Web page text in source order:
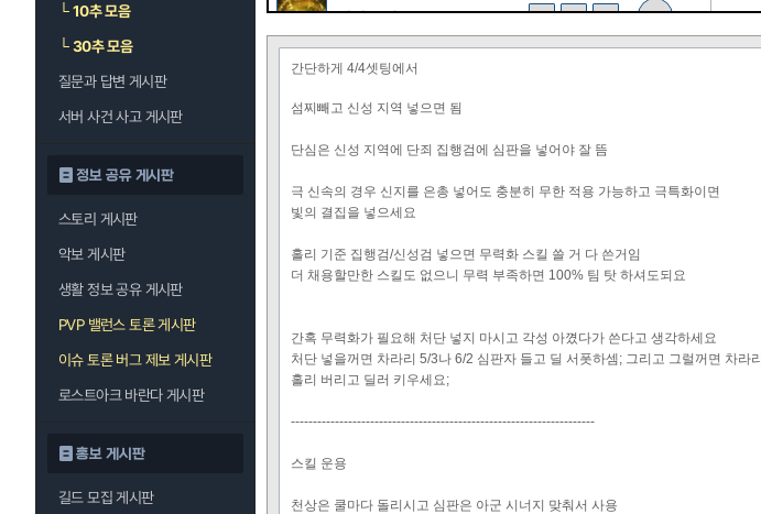
└10추 모음
└30추 모음
질문과 답변 게시판
서버 사건 사고 게시판
정보 공유 게시판
스토리 게시판
악보 게시판
생활 정보 공유 게시판
PVP 밸런스 토론 게시판
이슈 토론 버그 제보 게시판
로스트아크 바란다 게시판
홍보 게시판
길드 모집 게시판
신성 폭발 1
간단하게 4/4셋팅에서
섬찌빼고 신성 지역 넣으면 됨
단심은 신성 지역에 단죄 집행검에 심판을 넣어야 잘 뜸
극 신속의 경우 신지를 은총 넣어도 충분히 무한 적용 가능하고 극특화이면
빛의 결집을 넣으세요
홀리 기준 집행검/신성검 넣으면 무력화 스킬 쓸 거 다 쓴거임
더 채용할만한 스킬도 없으니 무력 부족하면 100% 팀 탓 하셔도되요
간혹 무력화가 필요해 처단 넣지 마시고 각성 아꼈다가 쓴다고 생각하세요
처단 넣을꺼면 차라리 5/3나 6/2 심판자 들고 딜 서폿하셈; 그리고 그럴꺼면 차라리
홀리 버리고 딜러 키우세요;
---------------------------------------------------------------------
스킬 운용
천상은 쿨마다 돌리시고 심판은 아군 시너지 맞춰서 사용